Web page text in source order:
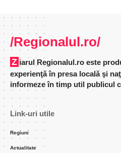
/Regionalul.ro/
Ziarul Regionalul.ro este produsul unei echipe cu
experienţă în presa locală şi
informeze în timp util publicul
Link-uri utile
Regiuni
Actualitate